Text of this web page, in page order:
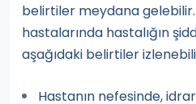
belirtiler meydana
hastalarında hastalığın
aşağıdaki belirtiler
Hastanın nefesinde,